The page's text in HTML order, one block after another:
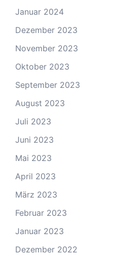
Januar 2024
Dezember 2023
November 2023
Oktober 2023
September 2023
August 2023
Juli 2023
Juni 2023
Mai 2023
April 2023
März 2023
Februar 2023
Januar 2023
Dezember 2022